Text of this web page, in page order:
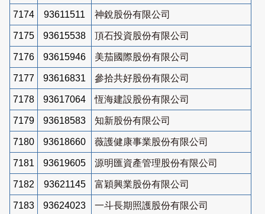
7174 93611511 神銳股份有限公司
7175 93615538 頂石投資股份有限公司
7176 93615946 美茄國際股份有限公司
7177 93616831 參拾共好股份有限公司
7178 93617064 恆海建設股份有限公司
7179 93618583 知新股份有限公司
7180 93618660 薇護健康事業股份有限公司
7181 93619605 源明匯資產管理股份有限公司
7182 93621145 富穎興業股份有限公司
7183 93624023 一斗長期照護股份有限公司